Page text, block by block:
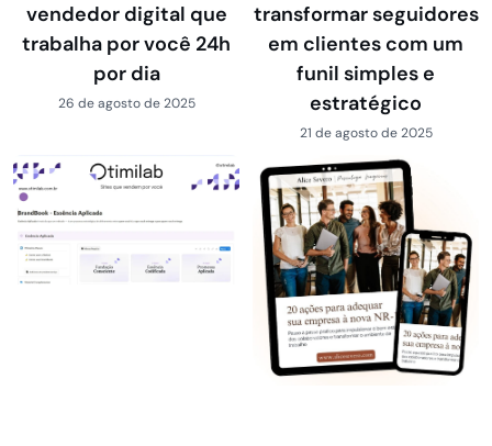
vendedor digital que
trabalha por você 24h
por dia
26 de agosto de 2025
transformar seguidores
em clientes com um
funil simples e
estratégico
21 de agosto de 2025